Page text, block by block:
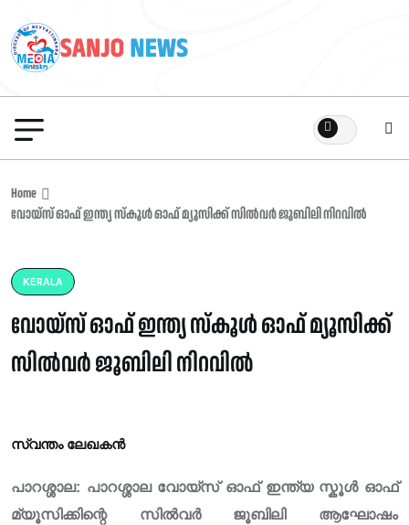
Home
വോയ്‌സ് ഓഫ് ഇന്ത്യ സ്കൂൾ ഓഫ് മ്യൂസിക്ക്‌ സിൽവർ ജൂബിലി നിറവിൽ
KERALA
വോയ്‌സ് ഓഫ് ഇന്ത്യ സ്കൂൾ ഓഫ് മ്യൂസിക്ക്‌
സിൽവർ ജൂബിലി നിറവിൽ
സ്വന്തം ലേഖകൻ
പാറശ്ശാല: പാറശ്ശാല വോയ്‌സ് ഓഫ് ഇന്ത്യ സ്കൂൾ ഓഫ്
മ്യൂസിക്കിന്റെ സിൽവർ ജൂബിലി ആഘോഷം